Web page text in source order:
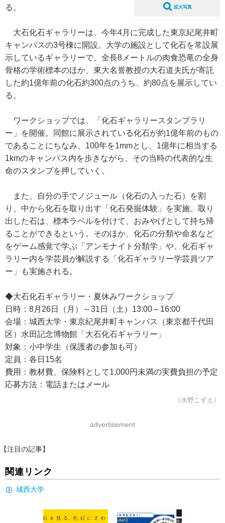
拡大写真
る。
大石化石ギャラリーは、今年4月に完成した東京紀尾井町
キャンパスの3号棟に開設。大学の施設として化石を常設展
示しているギャラリーで、全長8メートルの肉食恐竜の全身
骨格の学術標本のほか、東大名誉教授の大石道夫氏が寄託
した約1億年前の化石約300点のうち、約80点を展示してい
る。
ワークショップでは、「化石ギャラリースタンプラリ
ー」を開催。同館に展示されている化石が約1億年前のもの
であることにちなみ、100年を1mmとし、1億年に相当する
1kmのキャンパス内を歩きながら、その当時の代表的な生
命のスタンプを押していく。
また、自分の手でノジュール（化石の入った石）を割
り、中から化石を取り出す「化石発掘体験」を実施。取り
出した石は、標本ラベルを付けて、おみやげとして持ち帰
ることができるという。そのほか、化石の分類や命名など
をゲーム感覚で学ぶ「アンモナイト分類学」や、化石ギャ
ラリー内を学芸員が解説する「化石ギャラリー学芸員ツア
ー」も実施される。
◆大石化石ギャラリー・夏休みワークショップ
日時：8月26日（月）～31日（土）13:00～16:00
会場：城西大学・東京紀尾井町キャンパス（東京都千代田
区）水田記念博物館「大石化石ギャラリー」
対象：小中学生（保護者の参加も可）
定員：各日15名
費用：教材費、保険料として1,000円未満の実費負担の予定
応募方法：電話またはメール
《水野こずえ》
advertisement
【注目の記事】
関連リンク
城西大学